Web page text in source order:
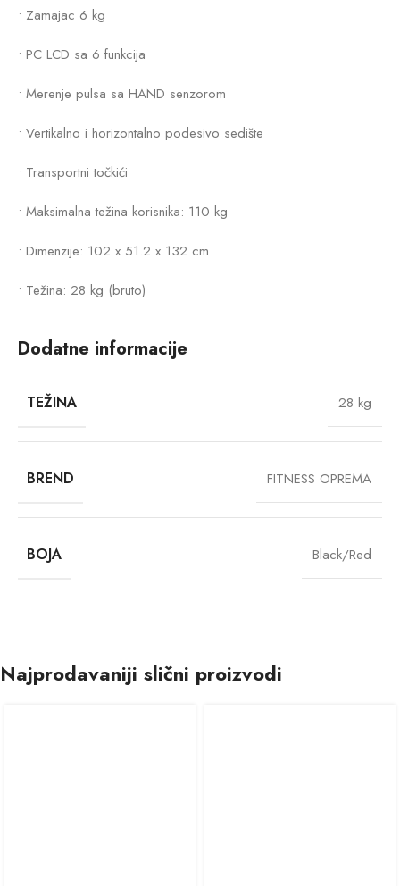
• Zamajac 6 kg
• PC LCD sa 6 funkcija
• Merenje pulsa sa HAND senzorom
• Vertikalno i horizontalno podesivo sedište
• Transportni točkići
• Maksimalna težina korisnika: 110 kg
• Dimenzije: 102 x 51.2 x 132 cm
• Težina: 28 kg (bruto)
Dodatne informacije
TEŽINA 28 kg
BREND FITNESS OPREMA
BOJA Black/Red
Najprodavaniji slični proizvodi